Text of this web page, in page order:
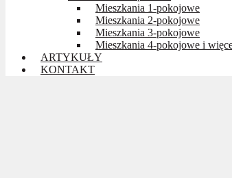
Mieszkania 1-pokojowe
Mieszkania 2-pokojowe
Mieszkania 3-pokojowe
Mieszkania 4-pokojowe i
ARTYKUŁY
KONTAKT